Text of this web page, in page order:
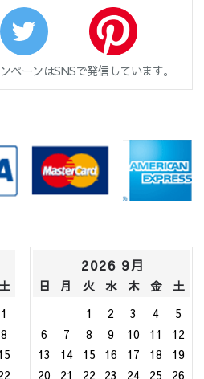
ペーンはSNSで発信しています。
1
8
2026 9月
日 月 火 水 木 金
土
1
2 3 4
5
6
7 8 9 10 11
12
13
14 15 16 17 18
19
20
21 22 23 24 25
26